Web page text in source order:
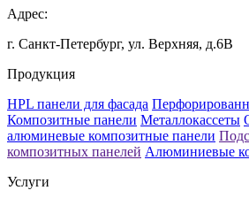
Адрес:
г. Санкт-Петербург, ул. Верхняя, д.6B
Продукция
HPL панели для фасада
Композитные панели Металлокассеты
алюминевые композитные панели
композитных панелей Алюминиевые
Услуги